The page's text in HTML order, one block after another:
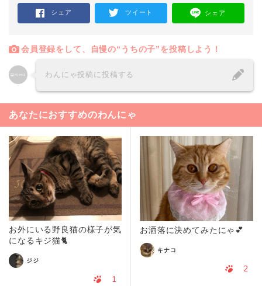
シェア ツイート シェア
会員登録をして、自慢の“うちの子”を投稿しよう！
わんにゃ投稿に投稿する
あなたにおすすめのわんにゃ
お外にいる野良猫の様子が気
になるキジ猫🐈
ジジ
1
お洒落に決めてみたにゃ💕
キナコ
2